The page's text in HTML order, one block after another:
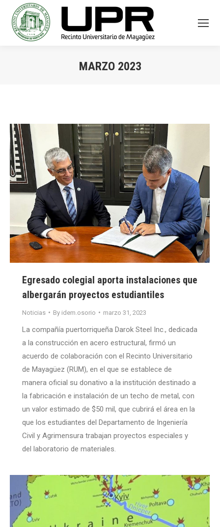
MARZO 2023
Egresado colegial aporta instalaciones que
albergarán proyectos estudiantiles
Noticias By idem.osorio marzo 31, 2023
La compañía puertorriqueña Darok Steel Inc., dedicada
a la construcción en acero estructural, firmó un
acuerdo de colaboración con el Recinto Universitario
de Mayagüez (RUM), en el que se establece de
manera oficial su donativo a la institución destinado a
la fabricación e instalación de un techo de metal, con
un valor estimado de $50 mil, que cubrirá el área en la
que los estudiantes del Departamento de Ingeniería
Civil y Agrimensura trabajan proyectos especiales y
del laboratorio de materiales.